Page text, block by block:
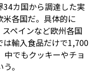
カ国から調達した実
各国だ。具体的に
ペインなど欧州各国
輸入食品だけで1,700
でもクッキーやチョ
。